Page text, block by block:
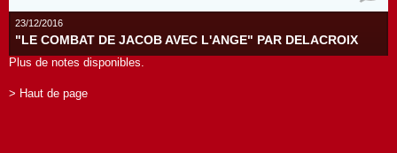
23/12/2016
"LE COMBAT DE JACOB AVEC L'ANGE" PAR DELACROIX
Plus de notes disponibles.
> Haut de page